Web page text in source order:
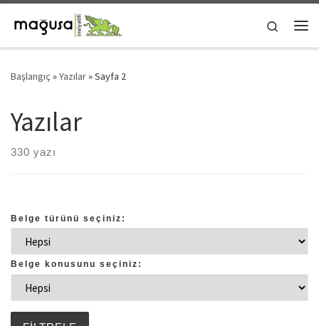
Skip to content
Search
Başlangıç »Yazılar»Sayfa 2
Yazılar
330 yazı
Belge türünü seçiniz:
Belge konusunu seçiniz: